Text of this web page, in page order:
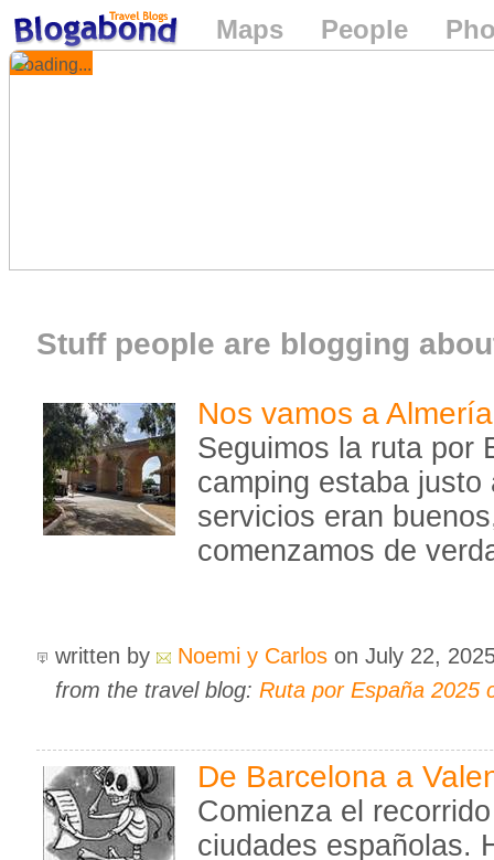
Loading...
Maps People
Stuff people are blogging
Nos vamos a Almería
Seguimos la ruta por
camping estaba
servicios eran
comenzamos de
written by Noemi y Carlos on July 22,
from the travel blog: Ruta por España 2025
De Barcelona a
Comienza el
ciudades españolas.